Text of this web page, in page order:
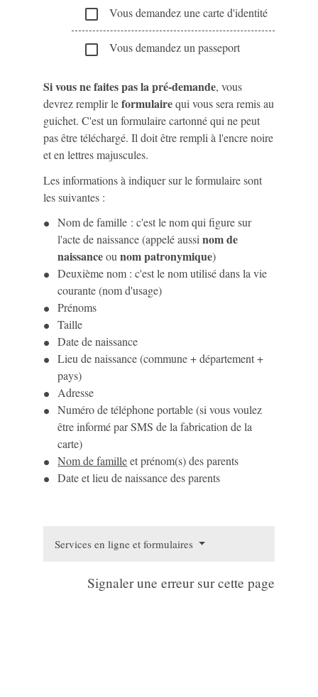
check_box_outline_blank Vous demandez une carte d'identité
check_box_outline_blank Vous demandez un passeport
Si vous ne faites pas la pré-demande, vous
devrez remplir leformulairequi vous sera remis au
guichet. C'est un formulaire cartonné qui ne peut
pas être téléchargé. Il doit être rempli à l'encre noire
et en lettres majuscules.
Les informations à indiquer sur le formulaire sont
les suivantes :
Nom de famille : c'est le nom qui figure sur
l'acte de naissance (appelé aussinom de
naissanceounom patronymique)
Deuxième nom : c'est le nom utilisé dans la vie
courante (nom d'usage)
Prénoms
Taille
Date de naissance
Lieu de naissance (commune + département +
pays)
Adresse
Numéro de téléphone portable (si vous voulez
être informé par SMS de la fabrication de la
carte)
Nom de familleet prénom(s) des parents
Date et lieu de naissance des parents
Services en ligne et formulaires
Signaler une erreur sur cette page